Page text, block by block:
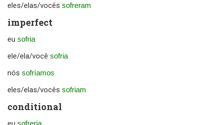
eles/elas/vocês sofreram
imperfect
eu sofria
ele/ela/você sofria
nós sofríamos
eles/elas/vocês sofriam
conditional
sofreria